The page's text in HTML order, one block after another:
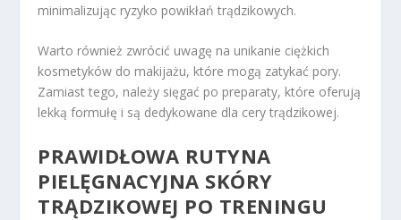
minimalizując ryzyko powikłań trądzikowych.
Warto również zwrócić uwagę na unikanie ciężkich
kosmetyków do makijażu, które mogą zatykać pory.
Zamiast tego, należy sięgać po preparaty, które oferują
lekką formułę i są dedykowane dla cery trądzikowej.
PRAWIDŁOWA RUTYNA
PIELĘGNACYJNA SKÓRY
TRĄDZIKOWEJ PO TRENINGU